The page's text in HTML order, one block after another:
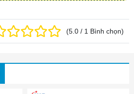
(5.0 / 1 Bình chọn)